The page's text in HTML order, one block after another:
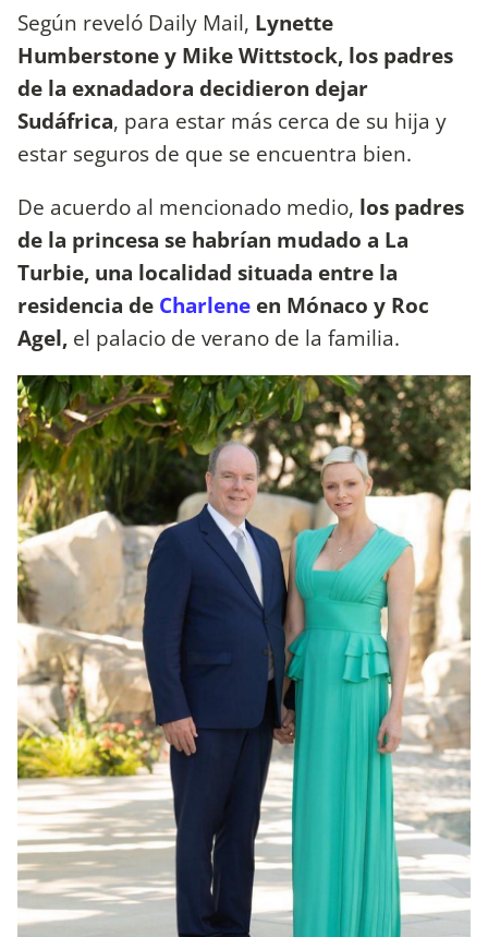
Según reveló Daily Mail, Lynette
Humberstone y Mike Wittstock, los padres
de la exnadadora decidieron dejar
Sudáfrica, para estar más cerca de su hija y
estar seguros de que se encuentra bien.
De acuerdo al mencionado medio, los padres
de la princesa se habrían mudado a La
Turbie, una localidad situada entre la
residencia de Charlene en Mónaco y Roc
Agel, el palacio de verano de la familia.